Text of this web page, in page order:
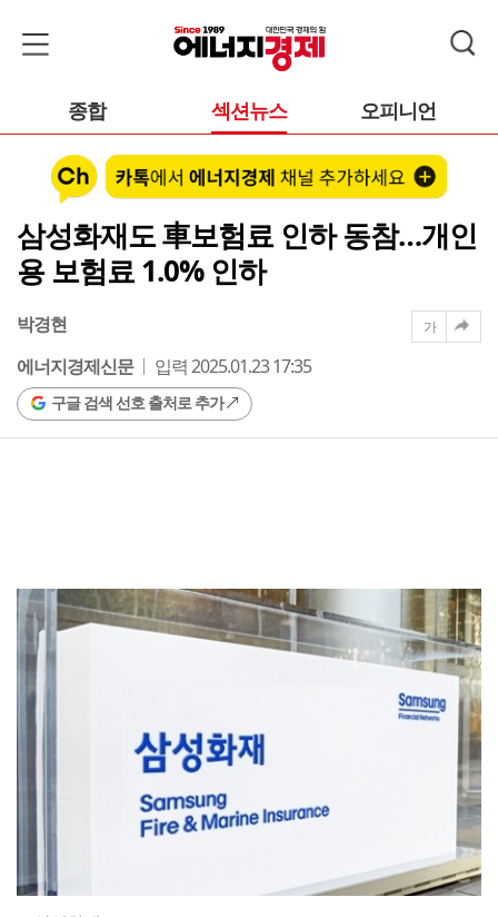
종합 섹션뉴스 오피니언
삼성화재도 車보험료 인하 동참…개인
용 보험료 1.0% 인하
박경현
에너지경제신문
입력 2025.01.23 17:35
구글 검색 선호 출처로 추가
가